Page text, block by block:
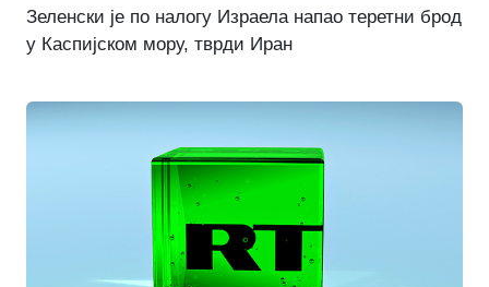
Зеленски је по налогу Израела напао теретни брод
у Каспијском мору, тврди Иран